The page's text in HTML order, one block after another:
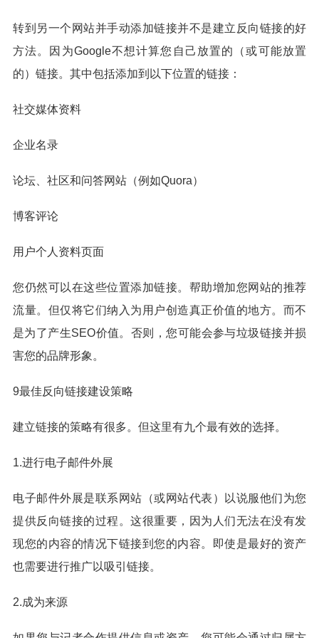
转到另一个网站并手动添加链接并不是建立反向链接的好
方法。因为Google不想计算您自己放置的（或可能放置
的）链接。其中包括添加到以下位置的链接：
社交媒体资料
企业名录
论坛、社区和问答网站（例如Quora）
博客评论
用户个人资料页面
您仍然可以在这些位置添加链接。帮助增加您网站的推荐
流量。但仅将它们纳入为用户创造真正价值的地方。而不
是为了产生SEO价值。否则，您可能会参与垃圾链接并损
害您的品牌形象。
9最佳反向链接建设策略
建立链接的策略有很多。但这里有九个最有效的选择。
1.进行电子邮件外展
电子邮件外展是联系网站（或网站代表）以说服他们为您
提供反向链接的过程。这很重要，因为人们无法在没有发
现您的内容的情况下链接到您的内容。即使是最好的资产
也需要进行推广以吸引链接。
2.成为来源